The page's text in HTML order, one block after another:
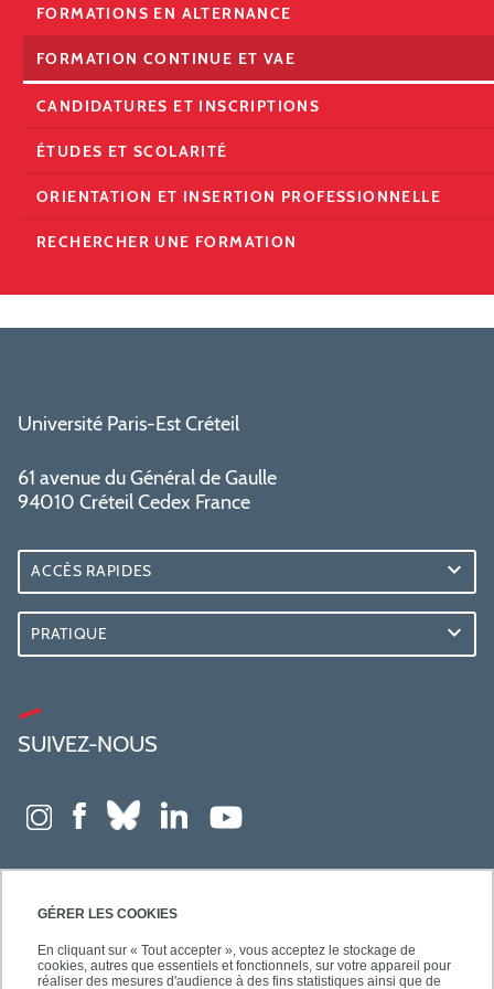
GÉRER LES COOKIES
En cliquant sur « Tout accepter », vous acceptez le stockage de
cookies, autres que essentiels et fonctionnels, sur votre appareil pour
réaliser des mesures d'audience à des fins statistiques ainsi que de
FORMATIONS EN ALTERNANCE
FORMATION CONTINUE ET VAE
CANDIDATURES ET INSCRIPTIONS
ÉTUDES ET SCOLARITÉ
ORIENTATION ET INSERTION PROFESSIONNELLE
RECHERCHER UNE FORMATION
Université Paris-Est Créteil
61 avenue du Général de Gaulle
94010 Créteil Cedex France
ACCÈS RAPIDES
PRATIQUE
SUIVEZ-NOUS